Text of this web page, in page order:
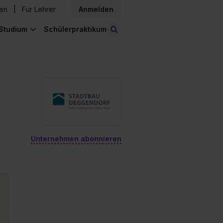
Für Lehrer Anmelden
Schülerpraktikum
Unternehmen abonnieren